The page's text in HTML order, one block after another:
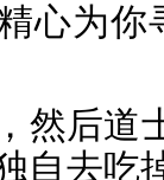
心为
然后道
自去吃